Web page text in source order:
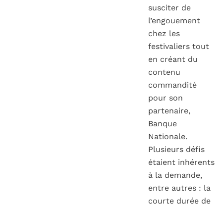
susciter de
l’engouement
chez les
festivaliers tout
en créant du
contenu
commandité
pour son
partenaire,
Banque
Nationale.
Plusieurs défis
étaient inhérents
à la demande,
entre autres : la
courte durée de